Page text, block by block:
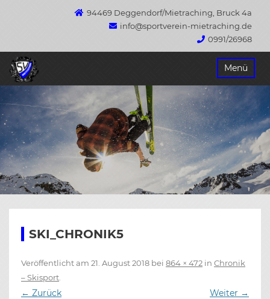
94469 Deggendorf/Mietraching, Bruck 4a
info@sportverein-mietraching.de
0991/26968
Menü
SKI_CHRONIK5
Veröffentlicht am 21. August 2018 bei 864 × 472 in Chronik
– Skisport
← Zurück Weiter →